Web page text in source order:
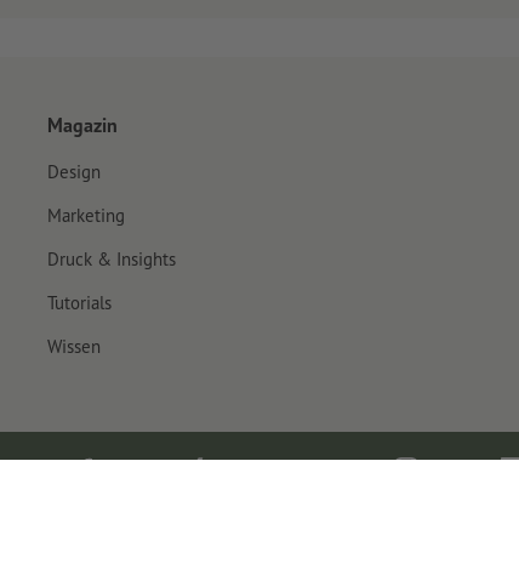
Magazin
Design
Marketing
Druck & Insights
Tutorials
Wissen